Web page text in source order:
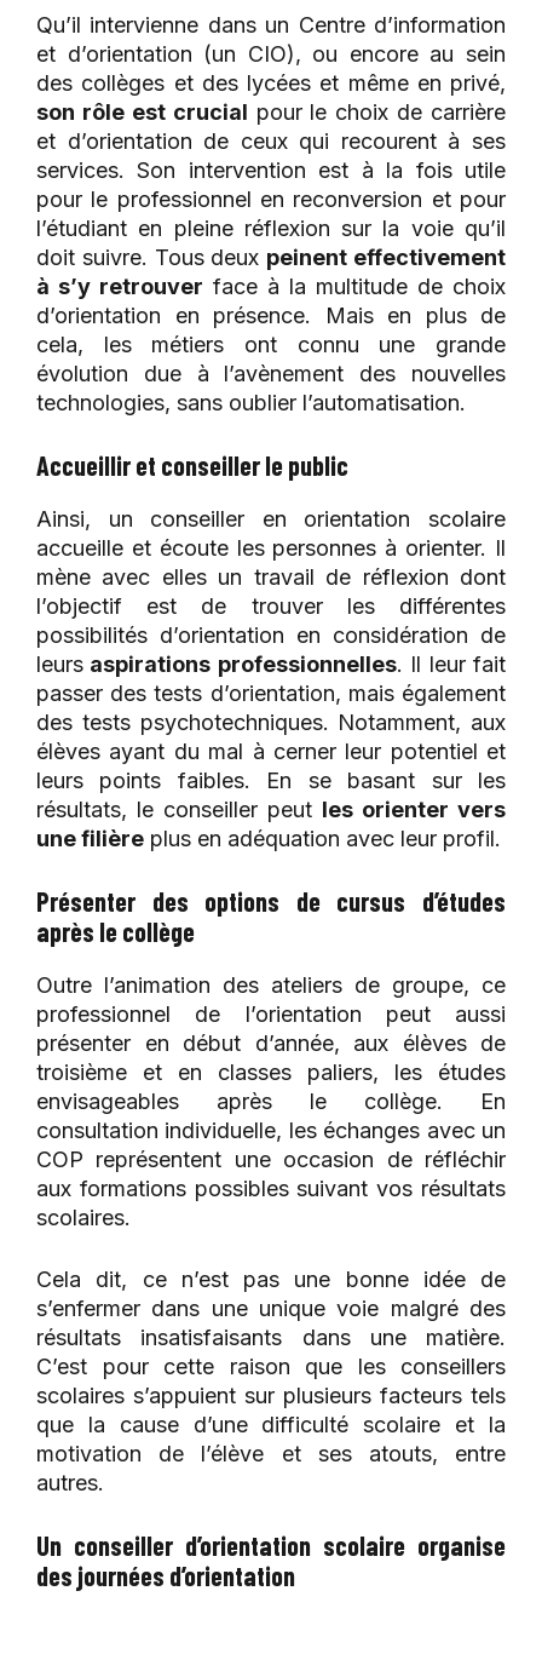
Qu’il intervienne dans un Centre d’information
et d’orientation (un CIO), ou encore au sein
des collèges et des lycées et même en privé,
son rôle est crucial pour le choix de carrière
et d’orientation de ceux qui recourent à ses
services. Son intervention est à la fois utile
pour le professionnel en reconversion et pour
l’étudiant en pleine réflexion sur la voie qu’il
doit suivre. Tous deux peinent effectivement
à s’y retrouver face à la multitude de choix
d’orientation en présence. Mais en plus de
cela, les métiers ont connu une grande
évolution due à l’avènement des nouvelles
technologies, sans oublier l’automatisation.
Accueillir et conseiller le public
Ainsi, un conseiller en orientation scolaire
accueille et écoute les personnes à orienter. Il
mène avec elles un travail de réflexion dont
l’objectif est de trouver les différentes
possibilités d’orientation en considération de
leurs aspirations professionnelles. Il leur fait
passer des tests d’orientation, mais également
des tests psychotechniques. Notamment, aux
élèves ayant du mal à cerner leur potentiel et
leurs points faibles. En se basant sur les
résultats, le conseiller peut les orienter vers
une filière plus en adéquation avec leur profil.
Présenter des options de cursus d’études
après le collège
Outre l’animation des ateliers de groupe, ce
professionnel de l’orientation peut aussi
présenter en début d’année, aux élèves de
troisième et en classes paliers, les études
envisageables après le collège. En
consultation individuelle, les échanges avec un
COP représentent une occasion de réfléchir
aux formations possibles suivant vos résultats
scolaires.
Cela dit, ce n’est pas une bonne idée de
s’enfermer dans une unique voie malgré des
résultats insatisfaisants dans une matière.
C’est pour cette raison que les conseillers
scolaires s’appuient sur plusieurs facteurs tels
que la cause d’une difficulté scolaire et la
motivation de l’élève et ses atouts, entre
autres.
Un conseiller d’orientation scolaire organise
des journées d’orientation